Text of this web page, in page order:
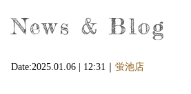
News & Blog
Date:2025.01.06 | 12:31｜ 蛍池店